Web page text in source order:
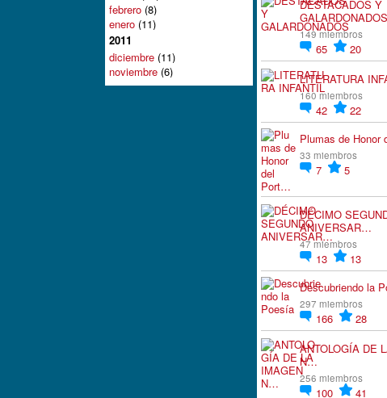
febrero (8)
enero (11)
2011
diciembre (11)
noviembre (6)
DESTACADOS Y
GALARDONADOS
149 miembros
65
20
LITERATURA
160 miembros
42
22
Plumas de
33 miembros
7 5
DÉCIMO
ANIVERSAR…
47 miembros
13
13
Descubriendo la
297 miembros
166
28
ANTOLOGÍA DE
N…
256 miembros
100
41